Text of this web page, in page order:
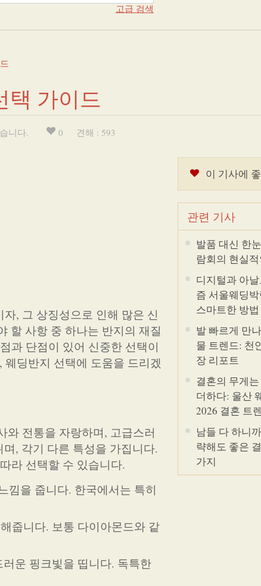
고급 검색
택 가이드
니다. 0 견해 : 593
, 그 상징성으로 인해 많은 신
할 사항 중 하나는 반지의 재질
과 단점이 있어 신중한 선택이
딩반지 선택에 도움을 드리겠
와 전통을 자랑하며, 고급스러
, 각기 다른 특성을 가집니다.
라 선택할 수 있습니다.
낌을 줍니다. 한국에서는 특히
줍니다. 보통 다이아몬드와 같
운 핑크빛을 띱니다. 독특한
이 기사에
관련 기사
발품 대신 한
람회의 현실
디지털과 아
즘 서울웨딩
스마트한 방법
발 빠르게 만
물 트렌드: 천
장 리포트
결혼의 무게
더하다: 울산
2026 결혼 트
남들 다 하니
략해도 좋은
가지